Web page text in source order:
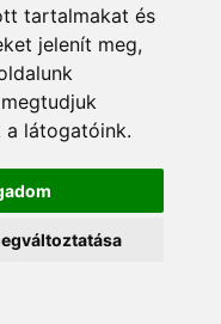
tartalmakat és
jelenít meg,
a látogatóink.